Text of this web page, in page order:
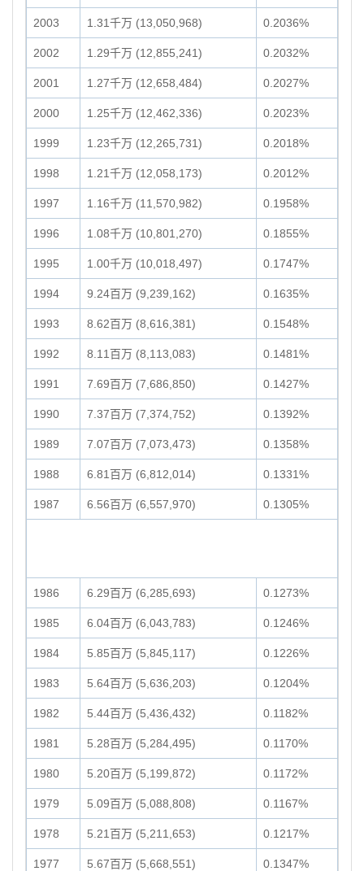
2003 1.31千万 (13,050,968) 0.2036%
2002 1.29千万 (12,855,241) 0.2032%
2001 1.27千万 (12,658,484) 0.2027%
2000 1.25千万 (12,462,336) 0.2023%
1999 1.23千万 (12,265,731) 0.2018%
1998 1.21千万 (12,058,173) 0.2012%
1997 1.16千万 (11,570,982) 0.1958%
1996 1.08千万 (10,801,270) 0.1855%
1995 1.00千万 (10,018,497) 0.1747%
1994 9.24百万 (9,239,162) 0.1635%
1993 8.62百万 (8,616,381) 0.1548%
1992 8.11百万 (8,113,083) 0.1481%
1991 7.69百万 (7,686,850) 0.1427%
1990 7.37百万 (7,374,752) 0.1392%
1989 7.07百万 (7,073,473) 0.1358%
1988 6.81百万 (6,812,014) 0.1331%
1987 6.56百万 (6,557,970) 0.1305%
1986 6.29百万 (6,285,693) 0.1273%
1985 6.04百万 (6,043,783) 0.1246%
1984 5.85百万 (5,845,117) 0.1226%
1983 5.64百万 (5,636,203) 0.1204%
1982 5.44百万 (5,436,432) 0.1182%
1981 5.28百万 (5,284,495) 0.1170%
1980 5.20百万 (5,199,872) 0.1172%
1979 5.09百万 (5,088,808) 0.1167%
1978 5.21百万 (5,211,653) 0.1217%
1977 5.67百万 (5,668,551) 0.1347%